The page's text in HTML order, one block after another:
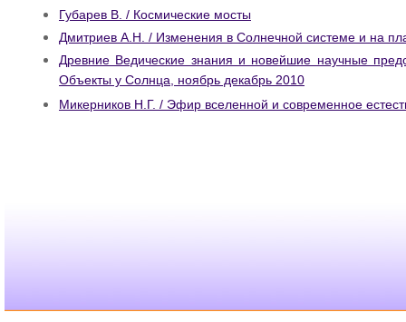
Губарев В. / Космические мосты
Дмитриев А.Н. / Изменения в Солнечной системе и на
Древние Ведические знания и новейшие научные
Объекты у Солнца, ноябрь декабрь 2010
Микерников Н.Г. / Эфир вселенной и современное